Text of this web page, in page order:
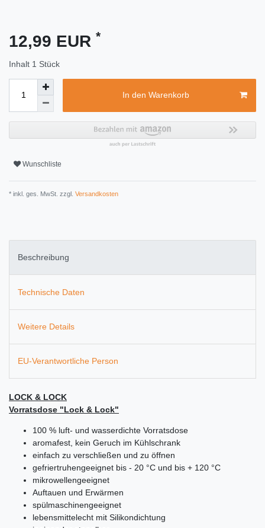
12,99 EUR *
Inhalt 1 Stück
In den Warenkorb
Wunschliste
* inkl. ges. MwSt. zzgl. Versandkosten
Beschreibung
Technische Daten
Weitere Details
EU-Verantwortliche Person
LOCK & LOCK
Vorratsdose "Lock & Lock"
100 % luft- und wasserdichte Vorratsdose
aromafest, kein Geruch im Kühlschrank
einfach zu verschließen und zu öffnen
gefriertruhengeeignet bis - 20 °C und bis + 120 °C
mikrowellengeeignet
Auftauen und Erwärmen
spülmaschinengeeignet
lebensmittelecht mit Silikondichtung